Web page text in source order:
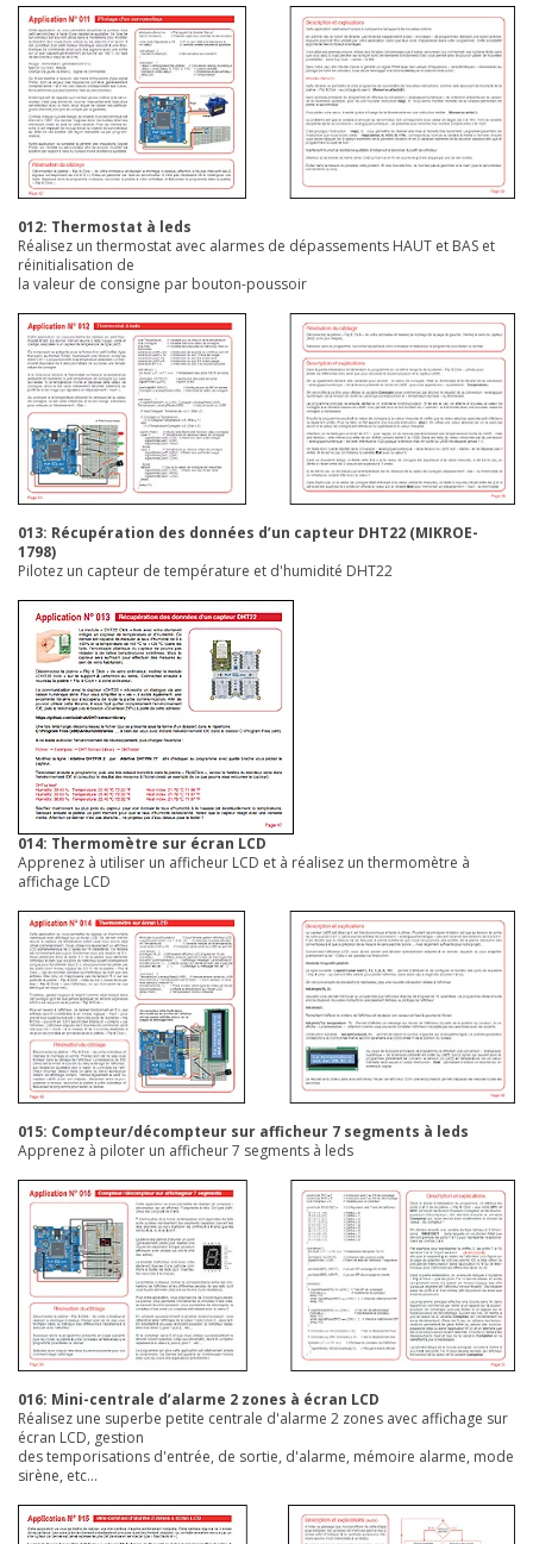
012: Thermostat à leds
Réalisez un thermostat avec alarmes de dépassements HAUT et BAS et
réinitialisation de
la valeur de consigne par bouton-poussoir
013: Récupération des données d’un capteur DHT22 (MIKROE-
1798)
Pilotez un capteur de température et d'humidité DHT22
014: Thermomètre sur écran LCD
Apprenez à utiliser un afficheur LCD et à réalisez un thermomètre à
affichage LCD
015: Compteur/décompteur sur afficheur 7 segments à leds
Apprenez à piloter un afficheur 7 segments à leds
016: Mini-centrale d’alarme 2 zones à écran LCD
Réalisez une superbe petite centrale d'alarme 2 zones avec affichage sur
écran LCD, gestion
des temporisations d'entrée, de sortie, d'alarme, mémoire alarme, mode
sirène, etc...